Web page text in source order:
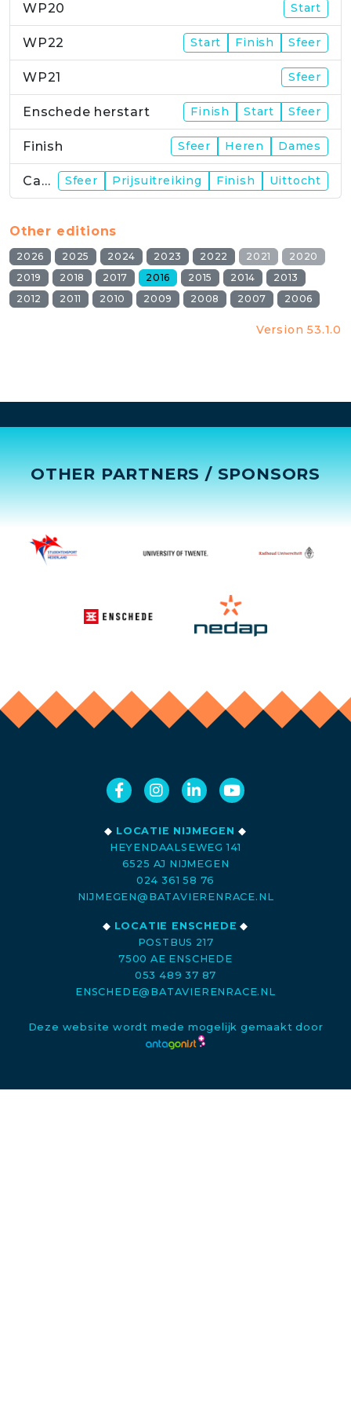
WP20 Start
WP22 Start Finish Sfeer
WP21 Sfeer
Enschede herstart Finish Start Sfeer
Finish Sfeer Heren Dames
Campus Sfeer Prijsuitreiking Finish Uittocht
Other editions
2026 2025 2024 2023 2022 2021
2020
2019
2018 2017 2016 2015 2014
2013
2012
2011 2010 2009 2008 2007 2006
Version 53.1.0
OTHER PARTNERS / SPONSORS
◆ LOCATIE NIJMEGEN ◆
HEYENDAALSEWEG 141
6525 AJ NIJMEGEN
024 361 58 76
NIJMEGEN@BATAVIERENRACE.NL
◆ LOCATIE ENSCHEDE ◆
POSTBUS 217
7500 AE ENSCHEDE
053 489 37 87
ENSCHEDE@BATAVIERENRACE.NL
Deze website wordt mede mogelijk gemaakt door